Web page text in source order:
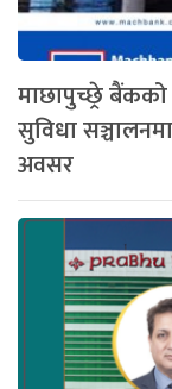
माछापुच्छ्रे बैंकको
सुविधा
अवसर